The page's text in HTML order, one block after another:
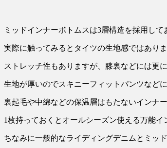
ミッドインナーボトムスは3層構造を採用し
実際に触ってみるとタイツの生地感ではあり
ストレッチ性もありますが、膝裏などには更
生地が厚いのでスキニーフィットパンツなど
裏起毛や中綿などの保温層はもたないインナ
1枚持っておくとオールシーズン使える万能イ
ちなみに一般的なライディングデニムとミッ